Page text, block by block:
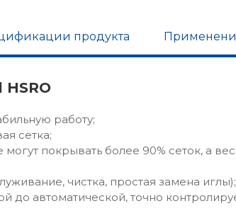
продукта
работу;
сетка;
покрывать более 90% сеток, а
чистка, простая замена иглы);
до автоматической, точно